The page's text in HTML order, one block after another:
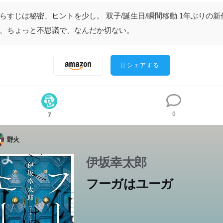
すじは秘密、ヒントを少し。 双子/誕生日/瞬間移動 1年ぶりの新
ちょっと不思議で、なんだか切ない。
シェアする
7 0
野火
伊坂幸太郎
フーガはユーガ